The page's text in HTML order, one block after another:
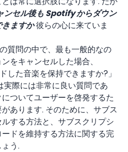
ンセル後も Spotify からダウン
ますか彼らの心に来ていま
質問の中で、最も一般的なの
をキャンセルした場合、
た音楽を保持できますか?」
実際には非常に良い質問であ
ついてユーザーを啓発するた
あります. そのために、サブス
する方法と、サブスクリプシ
ドを維持する方法に関する完
う.